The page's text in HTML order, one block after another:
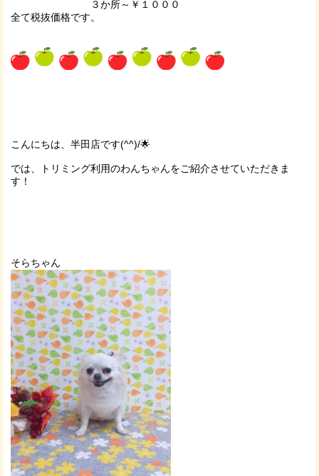
３か所～￥１０００
全て税抜価格です。
こんにちは、半田店です(^^)/🌟
では、トリミング利用のわんちゃんをご紹介させていただきま
す！
そらちゃん